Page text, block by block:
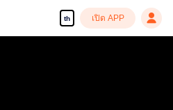
th เปิด APP